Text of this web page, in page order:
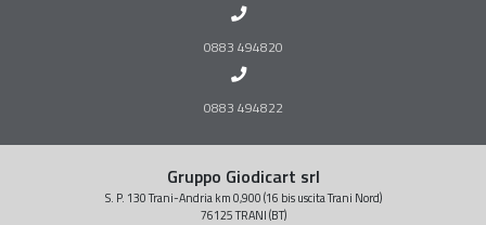
0883 494820
0883 494822
Gruppo Giodicart srl
S. P. 130 Trani-Andria km 0,900 (16 bis uscita Trani Nord)
76125 TRANI (BT)